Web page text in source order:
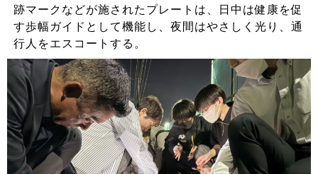
跡マークなどが施されたプレートは、日中は健康を促
す歩幅ガイドとして機能し、夜間はやさしく光り、通
行人をエスコートする。